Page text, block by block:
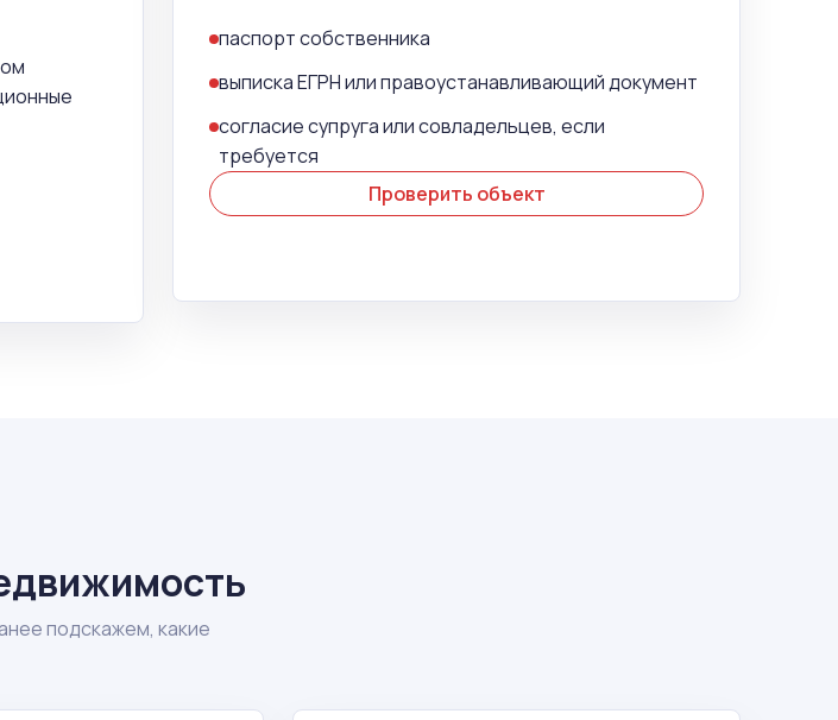
паспорт собственника
выписка ЕГРН или правоустанавливающий документ
согласие супруга или совладельцев, если
требуется
Проверить объект
подскажем, какие